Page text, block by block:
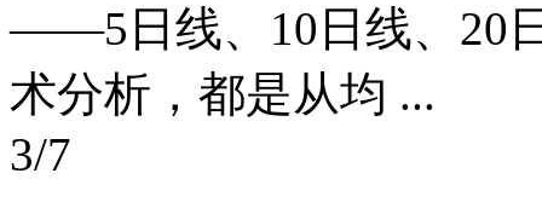
——5日线、10日线、20
术分析，都是从均 ...
3/7